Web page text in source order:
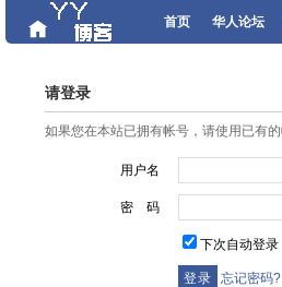
首页 华人论坛
请登录
如果您在本站已拥有帐号，请使用已有
用户名
密 码
下次自动登录
忘记密码?